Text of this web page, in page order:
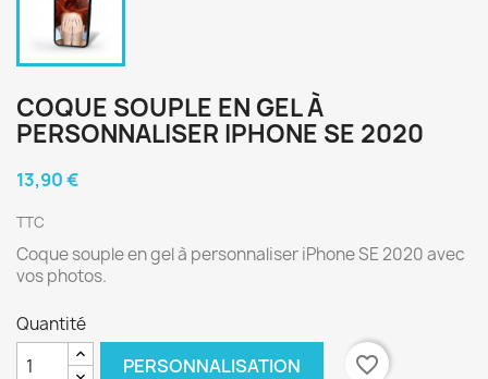
COQUE SOUPLE EN GEL À
PERSONNALISER IPHONE SE 2020
13,90 €
TTC
Coque souple en gel à personnaliser iPhone SE 2020 avec
vos photos.
Quantité
PERSONNALISATION favorite_border